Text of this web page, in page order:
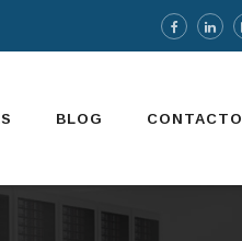
BLOG CONTACTO